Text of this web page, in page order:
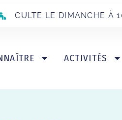
CULTE LE DIMANCHE À
ACTIVITÉS